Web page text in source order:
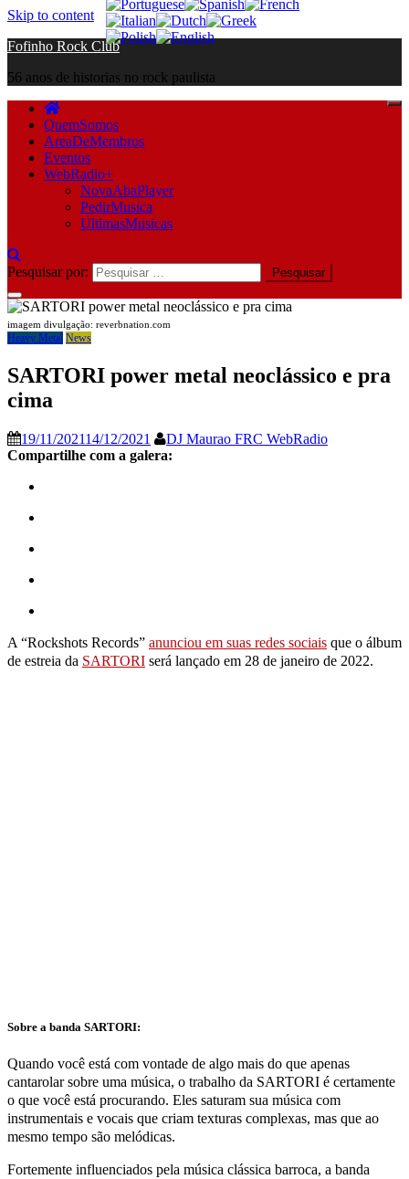
Skip to content
Fofinho Rock Club
56 anos de historias no rock paulista
QuemSomos
AreaDeMembros
Eventos
WebRadio+
NovaAbaPlayer
PedirMusica
UltimasMusicas
Pesquisar por:
imagem divulgação: reverbnation.com
Heavy Metal News
SARTORI power metal neoclássico e pra
cima
19/11/202114/12/2021
DJ Maurao FRC WebRadio
Compartilhe com a galera:
A “Rockshots Records” anunciou em suas redes sociais que o álbum
de estreia da SARTORI será lançado em 28 de janeiro de 2022.
Sobre a banda SARTORI:
Quando você está com vontade de algo mais do que apenas
cantarolar sobre uma música, o trabalho da SARTORI é certamente
o que você está procurando. Eles saturam sua música com
instrumentais e vocais que criam texturas complexas, mas que ao
mesmo tempo são melódicas.
Fortemente influenciados pela música clássica barroca, a banda